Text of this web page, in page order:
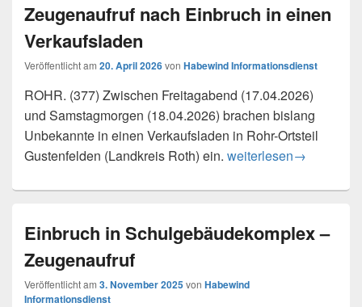
Zeugenaufruf nach Einbruch in einen
Verkaufsladen
Veröffentlicht am 20. April 2026von Habewind Informationsdienst
ROHR. (377) Zwischen Freitagabend (17.04.2026)
und Samstagmorgen (18.04.2026) brachen bislang
Unbekannte in einen Verkaufsladen in Rohr-Ortsteil
Gustenfelden (Landkreis Roth) ein. Zeugenaufruf nach
weiterlesen→
Einbruch in Schulgebäudekomplex –
Zeugenaufruf
Veröffentlicht am 3. November 2025von Habewind
Informationsdienst